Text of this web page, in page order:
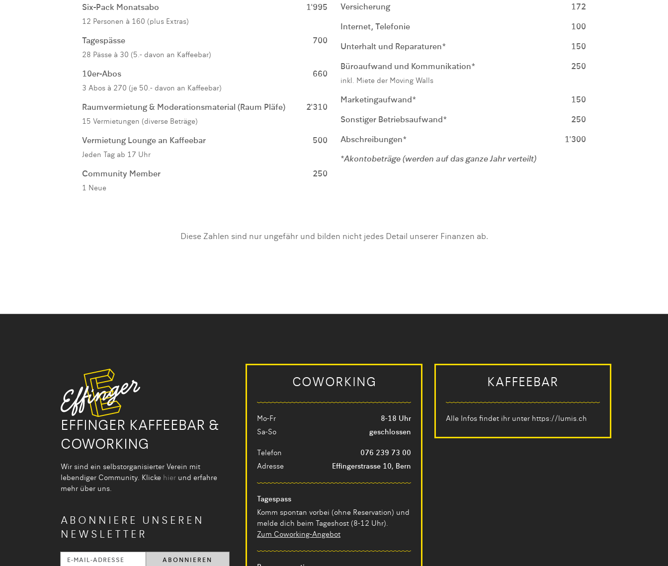
Six-Pack Monatsabo 1'995
12 Personen à 160 (plus Extras)
Tagespässe 700
28 Pässe à 30 (5.- davon an Kaffeebar)
10er-Abos 660
3 Abos à 270 (je 50.- davon an Kaffeebar)
Raumvermietung & Moderationsmaterial (Raum Pläfe) 2'310
15 Vermietungen (diverse Beträge)
Vermietung Lounge an Kaffeebar 500
Jeden Tag ab 17 Uhr
Community Member 250
1 Neue
Versicherung 172
Internet, Telefonie 100
Unterhalt und Reparaturen* 150
Büroaufwand und Kommunikation* 250
inkl. Miete der Moving Walls
Marketingaufwand* 150
Sonstiger Betriebsaufwand* 250
Abschreibungen* 1'300
*Akontobeträge (werden auf das ganze Jahr verteilt)
Diese Zahlen sind nur ungefähr und bilden nicht jedes Detail unserer Finanzen ab.
EFFINGER KAFFEEBAR &
COWORKING
Wir sind ein selbstorganisier­ter Verein mit
lebendiger Community. Klicke hier und erfahre
mehr über uns.
ABONNIERE UNSEREN
NEWSLETTER
COWORKING
Mo-Fr
8-18 Uhr
Sa-So
geschlossen
Telefon
076 239 73 00
Adresse
Effingerstrasse 10, Bern
Tagespass
Komm spontan vorbei (ohne Reservation) und
melde dich beim Tageshost (8-12 Uhr).
Zum Coworking-Angebot
KAFFEEBAR
Alle Infos findet ihr unter https://lumis.ch